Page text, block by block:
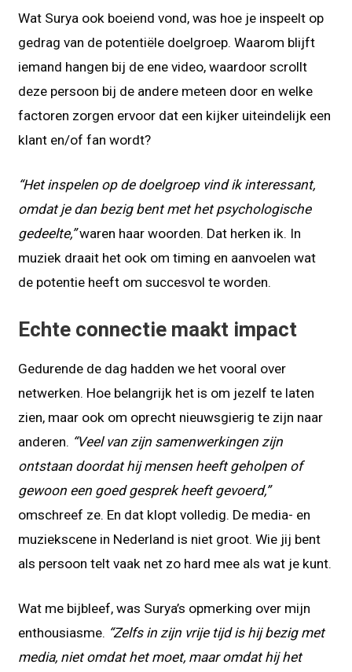
Wat Surya ook boeiend vond, was hoe je inspeelt op
gedrag van de potentiële doelgroep. Waarom blijft
iemand hangen bij de ene video, waardoor scrollt
deze persoon bij de andere meteen door en welke
factoren zorgen ervoor dat een kijker uiteindelijk een
klant en/of fan wordt?
“Het inspelen op de doelgroep vind ik interessant,
omdat je dan bezig bent met het psychologische
gedeelte,”waren haar woorden. Dat herken ik. In
muziek draait het ook om timing en aanvoelen wat
de potentie heeft om succesvol te worden.
Echte connectie maakt impact
Gedurende de dag hadden we het vooral over
netwerken. Hoe belangrijk het is om jezelf te laten
zien, maar ook om oprecht nieuwsgierig te zijn naar
anderen. “Veel van zijn samenwerkingen zijn
ontstaan doordat hij mensen heeft geholpen of
gewoon een goed gesprek heeft gevoerd,”
omschreef ze. En dat klopt volledig. De media- en
muziekscene in Nederland is niet groot. Wie jij bent
als persoon telt vaak net zo hard mee als wat je kunt.
Wat me bijbleef, was Surya’s opmerking over mijn
enthousiasme. “Zelfs in zijn vrije tijd is hij bezig met
media, niet omdat het moet, maar omdat hij het